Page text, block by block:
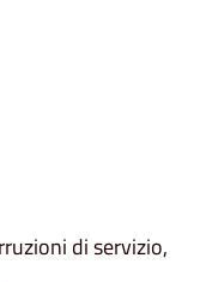
di servizio,